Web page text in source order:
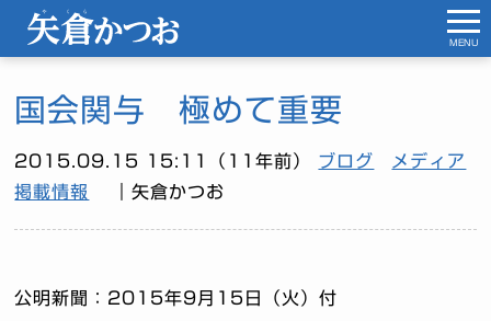
国会関与 極めて重要
2015.09.15 15:11（11年前） ブログ
メディア
掲載情報
｜矢倉かつお
公明新聞：2015年9月15日（火）付
MENU